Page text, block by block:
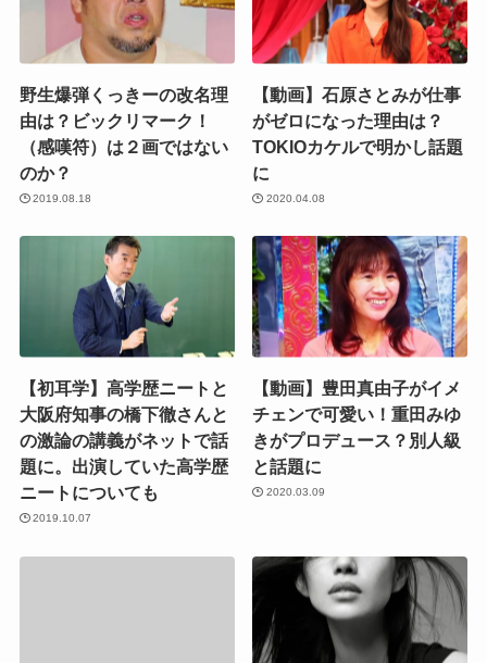
野生爆弾くっきーの改名理
由は？ビックリマーク！
（感嘆符）は２画ではない
のか？
2019.08.18
【動画】石原さとみが仕事
がゼロになった理由は？
TOKIOカケルで明かし話題
に
2020.04.08
【初耳学】高学歴ニートと
大阪府知事の橋下徹さんと
の激論の講義がネットで話
題に。出演していた高学歴
ニートについても
2019.10.07
【動画】豊田真由子がイメ
チェンで可愛い！重田みゆ
きがプロデュース？別人級
と話題に
2020.03.09